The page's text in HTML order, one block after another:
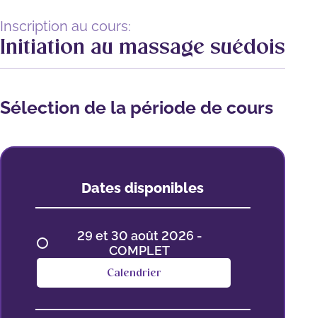
Inscription au cours:
Initiation au massage suédois
Sélection de la période de cours
Dates disponibles
29 et 30 août 2026 -
COMPLET
Calendrier